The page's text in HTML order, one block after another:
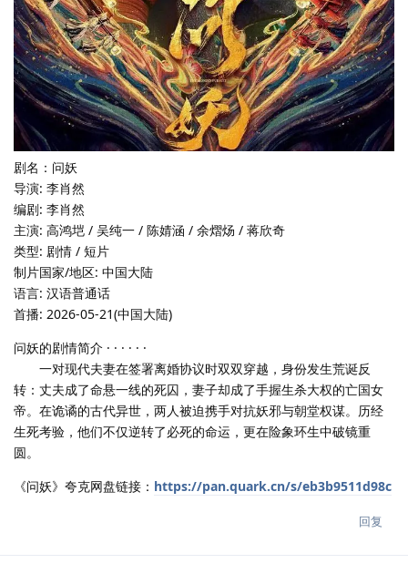
剧名：问妖
导演: 李肖然
编剧: 李肖然
主演: 高鸿垲 / 吴纯一 / 陈婧涵 / 余熠炀 / 蒋欣奇
类型: 剧情 / 短片
制片国家/地区: 中国大陆
语言: 汉语普通话
首播: 2026-05-21(中国大陆)
问妖的剧情简介 · · · · · ·
一对现代夫妻在签署离婚协议时双双穿越，身份发生荒诞反
转：丈夫成了命悬一线的死囚，妻子却成了手握生杀大权的亡国女
帝。在诡谲的古代异世，两人被迫携手对抗妖邪与朝堂权谋。历经
生死考验，他们不仅逆转了必死的命运，更在险象环生中破镜重
圆。
《问妖》夸克网盘链接： https://pan.quark.cn/s/eb3b9511d98c
回复